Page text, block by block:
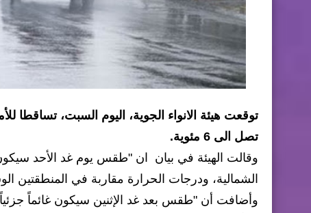
توقعت هيئة الانواء الجوية، اليوم السبت،
تصل الى 6 مئوية.
وقالت الهيئة في بيان ان "طقس يوم غد الأحد
الشمالية، ودرجات الحرارة مقاربة في المنطقتين
وأضافت أن "طقس بعد غد الإثنين سيكون غائماً